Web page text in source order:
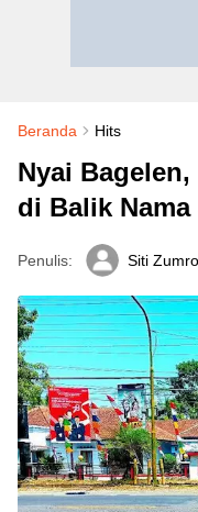
Beranda Hits
Nyai
di Balik Nama
Penulis: Siti